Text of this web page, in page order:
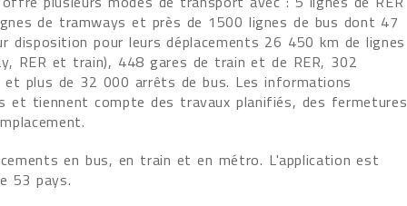
de tramways et près de 1500 lignes de bus dont 47
disposition pour leurs déplacements 26 450 km de lignes
RER et train), 448 gares de train et de RER, 302
plus de 32 000 arrêts de bus. Les informations
et tiennent compte des travaux planifiés, des fermetures
en bus, en train et en métro. L'application est
53 pays.